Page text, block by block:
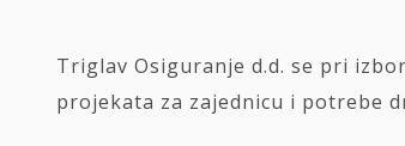
Triglav Osiguranje d.d. se pri
projekata za zajednicu i potrebe